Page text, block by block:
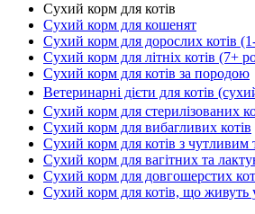
Сухий корм для котів
Сухий корм для кошенят
Сухий корм для дорослих котів
Сухий корм для літніх котів (7+
Сухий корм для котів за породою
Ветеринарні дієти для котів
Сухий корм для стерилізованих
Сухий корм для вибагливих котів
Сухий корм для котів з чутливим
Сухий корм для вагітних та
Сухий корм для довгошерстих
Сухий корм для котів, що живуть